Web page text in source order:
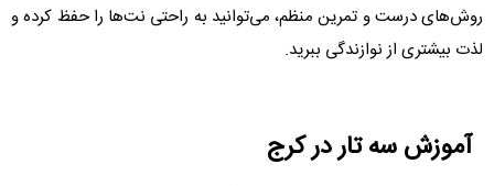
روش‌های درست و تمرین منظم، می‌توانید به راحتی نت‌ها را حفظ کرده و
لذت بیشتری از نوازندگی ببرید.
آموزش سه تار در کرج